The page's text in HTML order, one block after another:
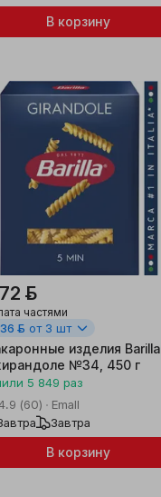
В корзину
ƃ
частями
ƃ от 3 шт
изделия Barilla
№34, 450 г
5 849 раз
(60)
Emall
Завтра
В корзину